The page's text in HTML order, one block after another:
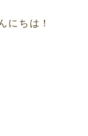
にちは！